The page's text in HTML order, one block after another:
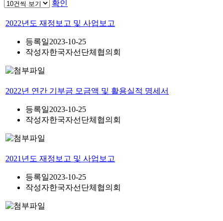
확인
2022년도 재정보고 및 사업보고
등록일2023-10-25
작성자한국자선단체협의회
2022년 연간 기부금 모금액 및 활용실적 명세서
등록일2023-10-25
작성자한국자선단체협의회
2021년도 재정보고 및 사업보고
등록일2023-10-25
작성자한국자선단체협의회